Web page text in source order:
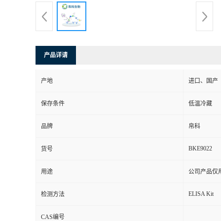
产品详请
产地 进口、国产
保存条件 低温冷藏
品牌 帛科
货号 BKE9022
用途 公司产品仅
检测方法 ELISA Kit
CAS编号